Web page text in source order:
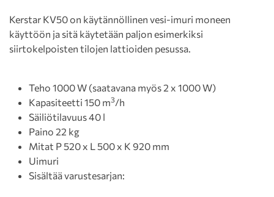
Kerstar KV50 on käytännöllinen vesi-imuri moneen
käyttöön ja sitä käytetään paljon esimerkiksi
siirtokelpoisten tilojen lattioiden pesussa.
Teho 1000 W (saatavana myös 2 x 1000 W)
Kapasiteetti 150 m3/h
Säiliötilavuus 40 l
Paino 22 kg
Mitat P 520 x L 500 x K 920 mm
Uimuri
Sisältää varustesarjan: